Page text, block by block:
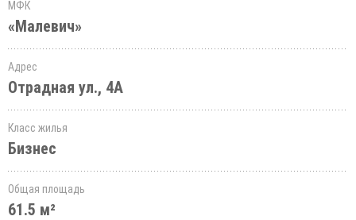
МФК
«Малевич»
Адрес
Отрадная ул., 4А
Класс жилья
Бизнес
Общая площадь
61.5 м²